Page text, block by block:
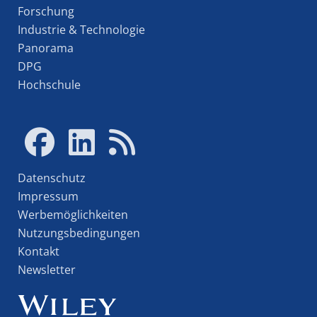
Forschung
Industrie & Technologie
Panorama
DPG
Hochschule
Datenschutz
Impressum
Werbemöglichkeiten
Nutzungsbedingungen
Kontakt
Newsletter